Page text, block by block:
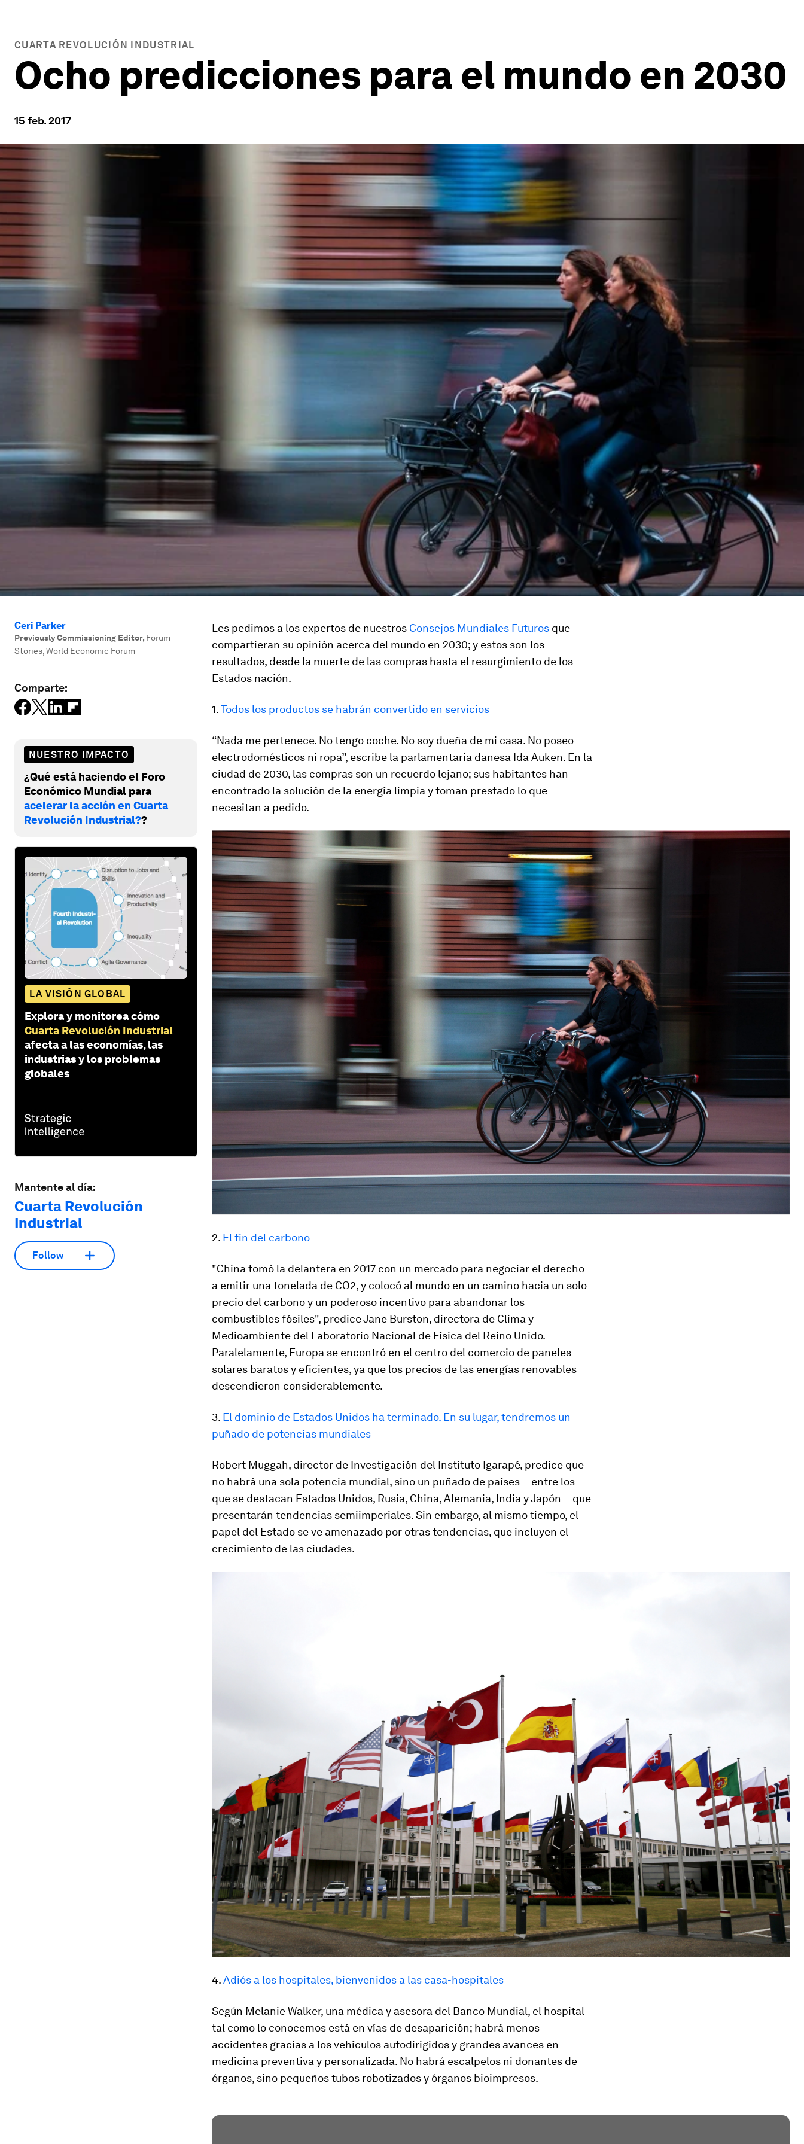
CUARTA REVOLUCIÓN INDUSTRIAL
Ocho predicciones para el mundo en 2030
15 feb. 2017
Ceri Parker
Previously Commissioning Editor, Forum
Stories, World Economic Forum
Comparte:
NUESTRO IMPACTO
¿Qué está haciendo el Foro
Económico Mundial para
acelerar la acción en Cuarta
Revolución Industrial??
LA VISIÓN GLOBAL
Explora y monitorea cómo
Cuarta Revolución Industrial
afecta a las economías, las
industrias y los problemas
globales
Mantente al día:
Cuarta Revolución
Industrial
Follow
Les pedimos a los expertos de nuestros Consejos Mundiales Futuros que
compartieran su opinión acerca del mundo en 2030; y estos son los
resultados, desde la muerte de las compras hasta el resurgimiento de los
Estados nación.
1.Todos los productos se habrán convertido en servicios
“Nada me pertenece. No tengo coche. No soy dueña de mi casa. No poseo
electrodomésticos ni ropa”, escribe la parlamentaria danesa Ida Auken. En la
ciudad de 2030, las compras son un recuerdo lejano; sus habitantes han
encontrado la solución de la energía limpia y toman prestado lo que
necesitan a pedido.
2. El fin del carbono
"China tomó la delantera en 2017 con un mercado para negociar el derecho
a emitir una tonelada de CO2, y colocó al mundo en un camino hacia un solo
precio del carbono y un poderoso incentivo para abandonar los
combustibles fósiles", predice Jane Burston, directora de Clima y
Medioambiente del Laboratorio Nacional de Física del Reino Unido.
Paralelamente, Europa se encontró en el centro del comercio de paneles
solares baratos y eficientes, ya que los precios de las energías renovables
descendieron considerablemente.
3. El dominio de Estados Unidos ha terminado. En su lugar, tendremos un
puñado de potencias mundiales
Robert Muggah, director de Investigación del Instituto Igarapé, predice que
no habrá una sola potencia mundial, sino un puñado de países —entre los
que se destacan Estados Unidos, Rusia, China, Alemania, India y Japón— que
presentarán tendencias semiimperiales. Sin embargo, al mismo tiempo, el
papel del Estado se ve amenazado por otras tendencias, que incluyen el
crecimiento de las ciudades.
4.Adiós a los hospitales, bienvenidos a las casa-hospitales
Según Melanie Walker, una médica y asesora del Banco Mundial, el hospital
tal como lo conocemos está en vías de desaparición; habrá menos
accidentes gracias a los vehículos autodirigidos y grandes avances en
medicina preventiva y personalizada. No habrá escalpelos ni donantes de
órganos, sino pequeños tubos robotizados y órganos bioimpresos.